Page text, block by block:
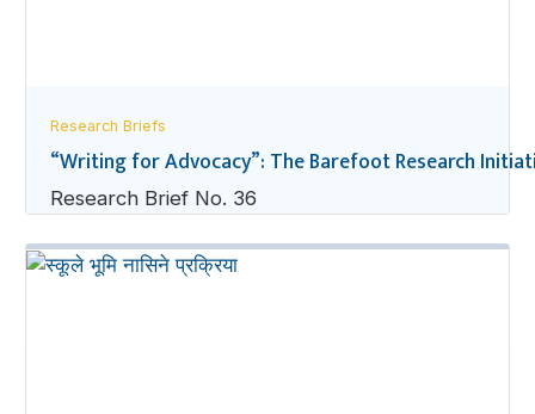
Research Briefs
“Writing for Advocacy”: The Barefoot Research
Research Brief No. 36